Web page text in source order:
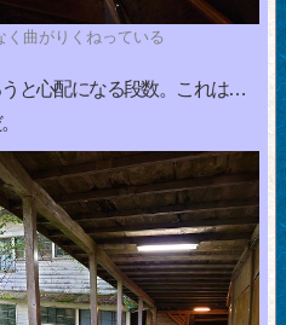
く曲がりくねっている
と心配になる段数。これは…